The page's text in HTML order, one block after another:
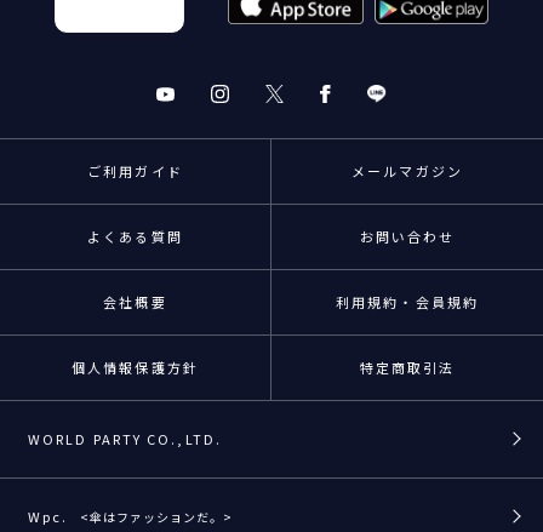
ご利用ガイド メールマガジン
よくある質問 お問い合わせ
会社概要 利用規約・会員規約
個人情報保護方針 特定商取引法
WORLD PARTY CO.,LTD.
Wpc. <傘はファッションだ。>